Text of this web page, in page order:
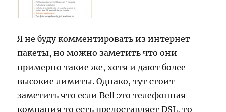
Я не буду комментировать из интернет
пакеты, но можно заметить что они
примерно такие же, хотя и дают более
высокие лимиты. Однако, тут стоит
заметить что если Bell это телефонная
компания то есть предоставляет DSL, то